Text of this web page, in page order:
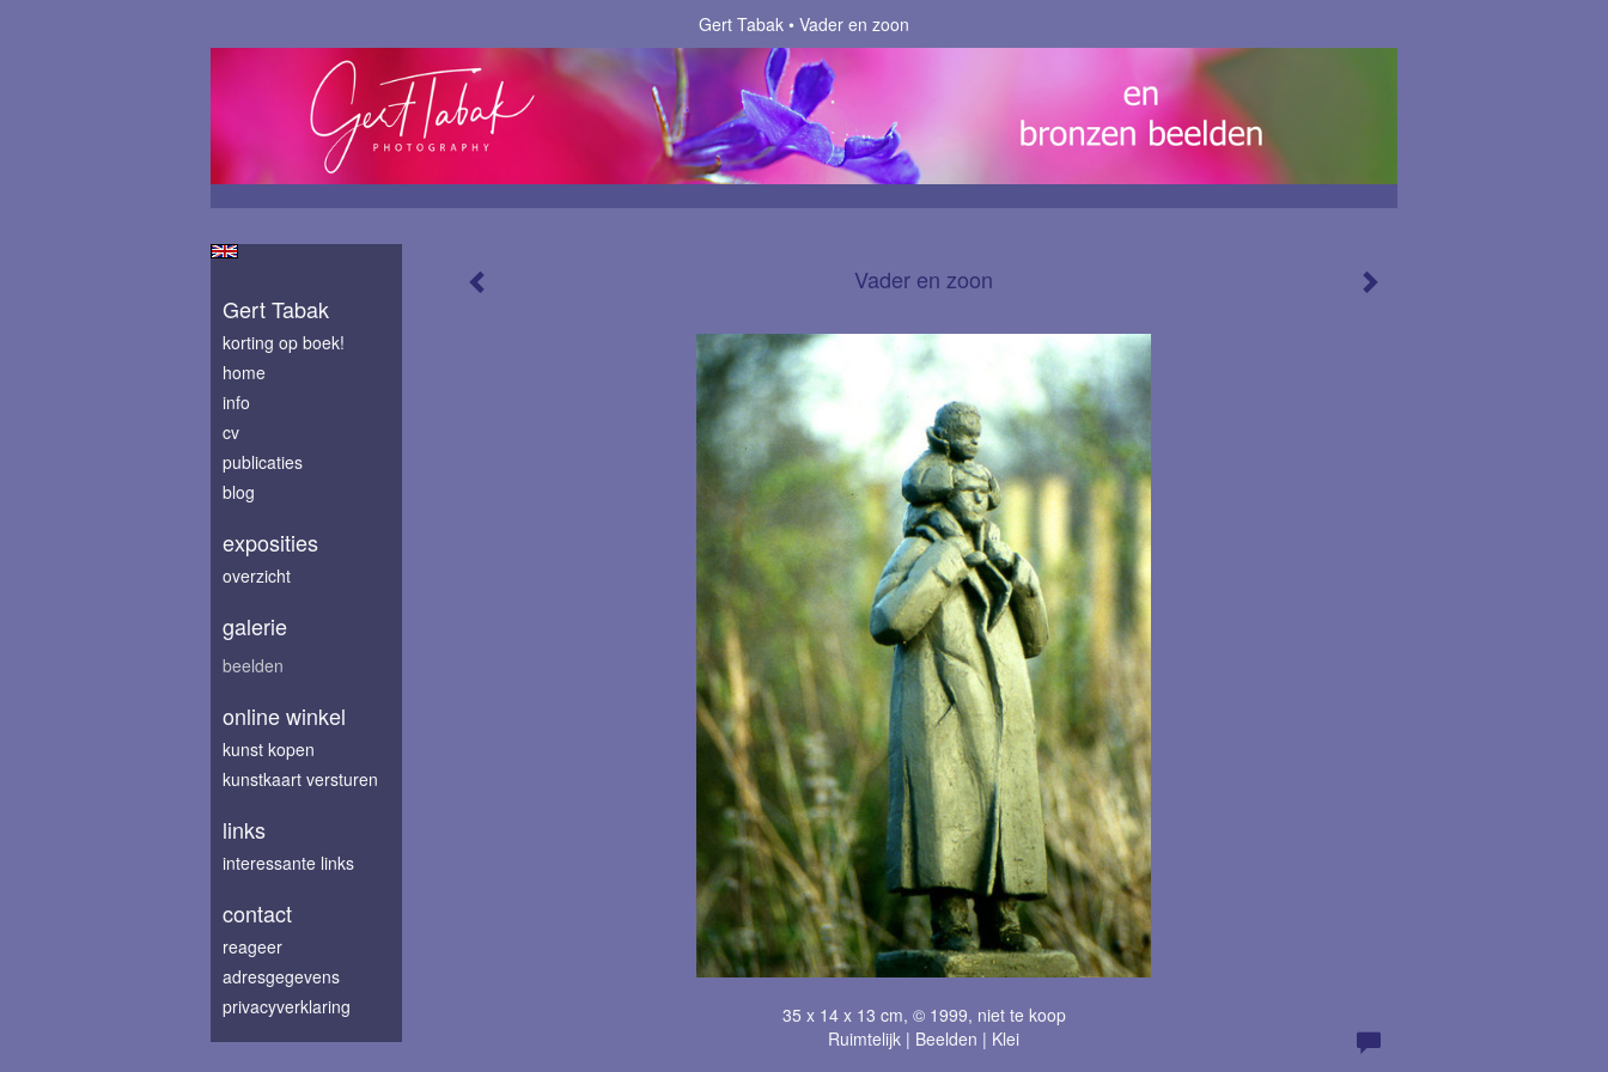
Gert Tabak Vader en zoon
Vader en zoon
35 x 14 x 13 cm, © 1999, niet te koop
Ruimtelijk | Beelden | Klei
Gert Tabak
korting op boek!
home
info
cv
publicaties
blog
exposities
overzicht
galerie
beelden
online winkel
kunst kopen
kunstkaart versturen
links
interessante links
contact
reageer
adresgegevens
privacyverklaring